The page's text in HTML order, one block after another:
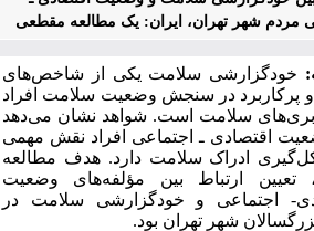
مردم شهر تهران، ایران: یک مطالعه مقطعی
سلامت یکی از شاخص‌های
پرکاربرد در سنجش وضعیت سلامت افراد
سلامت است. شواهد نشان می‌دهد
اقتصادی ـ اجتماعی افراد نقش مهمی
ادراک سلامت دارد. هدف مطالعه
تعیین ارتباط بین مؤلفه‌های وضعیت
اجتماعی و خودگزارشی سلامت در
شهر تهران بود.